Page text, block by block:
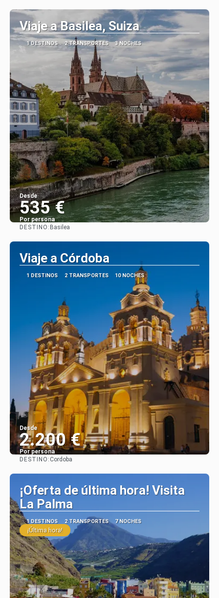
Viaje a Basilea, Suiza
1 DESTINOS 2 TRANSPORTES 3 NOCHES
Desde
535 €
Por persona
DESTINO: Basilea
Viaje a Córdoba
1 DESTINOS 2 TRANSPORTES 10 NOCHES
Desde
2.200 €
Por persona
DESTINO: Cordoba
¡Oferta de última hora! Visita
La Palma
1 DESTINOS 2 TRANSPORTES 7 NOCHES
¡Última hora!